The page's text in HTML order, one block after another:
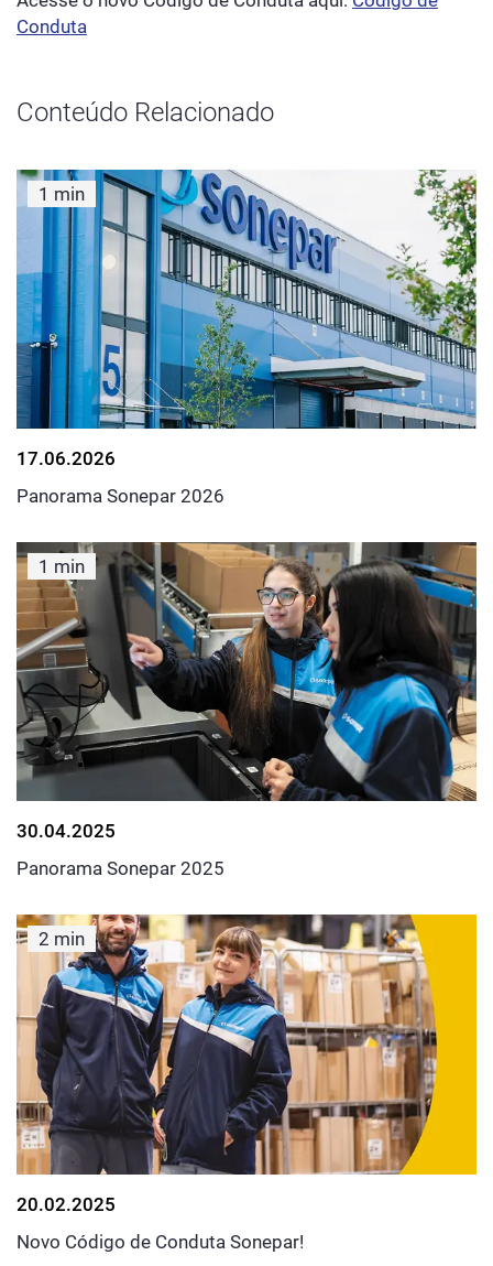
Conduta
Conteúdo Relacionado
1 min
17.06.2026
Panorama Sonepar 2026
1 min
30.04.2025
Panorama Sonepar 2025
2 min
20.02.2025
Novo Código de Conduta Sonepar!